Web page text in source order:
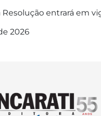
Resolução entrará em
2026